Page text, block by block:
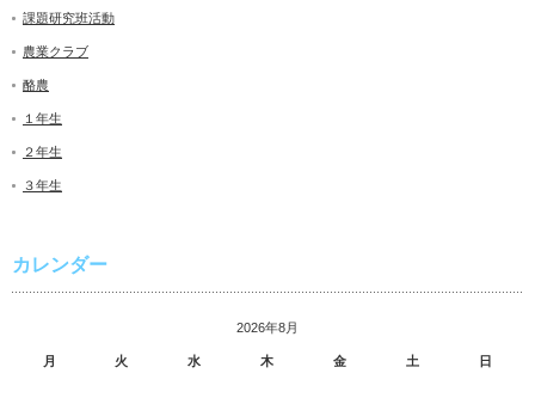
課題研究班活動
農業クラブ
酪農
１年生
２年生
３年生
カレンダー
2026年8月
月 火 水 木 金 土 日